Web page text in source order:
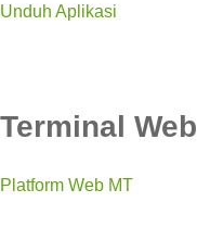
Unduh Aplikasi
Terminal Web
Platform Web MT